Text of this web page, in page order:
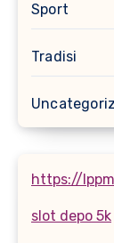
Sport
Tradisi
https://
slot depo 5k